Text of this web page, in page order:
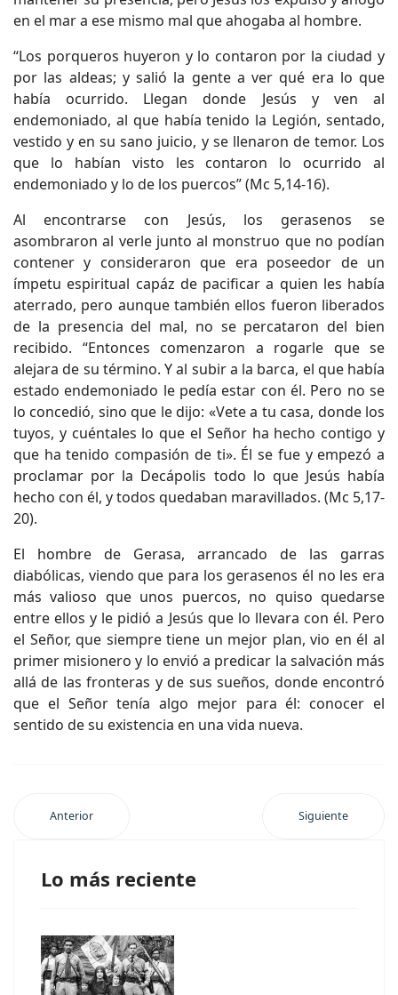
en el mar a ese mismo mal que ahogaba al hombre.
“Los porqueros huyeron y lo contaron por la ciudad y
por las aldeas; y salió la gente a ver qué era lo que
había ocurrido. Llegan donde Jesús y ven al
endemoniado, al que había tenido la Legión, sentado,
vestido y en su sano juicio, y se llenaron de temor. Los
que lo habían visto les contaron lo ocurrido al
endemoniado y lo de los puercos” (Mc 5,14-16).
Al encontrarse con Jesús, los gerasenos se
asombraron al verle junto al monstruo que no podían
contener y consideraron que era poseedor de un
ímpetu espiritual capáz de pacificar a quien les había
aterrado, pero aunque también ellos fueron liberados
de la presencia del mal, no se percataron del bien
recibido. “Entonces comenzaron a rogarle que se
alejara de su término. Y al subir a la barca, el que había
estado endemoniado le pedía estar con él. Pero no se
lo concedió, sino que le dijo: «Vete a tu casa, donde los
tuyos, y cuéntales lo que el Señor ha hecho contigo y
que ha tenido compasión de ti». Él se fue y empezó a
proclamar por la Decápolis todo lo que Jesús había
hecho con él, y todos quedaban maravillados. (Mc 5,17-
20).
El hombre de Gerasa, arrancado de las garras
diabólicas, viendo que para los gerasenos él no les era
más valioso que unos puercos, no quiso quedarse
entre ellos y le pidió a Jesús que lo llevara con él. Pero
el Señor, que siempre tiene un mejor plan, vio en él al
primer misionero y lo envió a predicar la salvación más
allá de las fronteras y de sus sueños, donde encontró
que el Señor tenía algo mejor para él: conocer el
sentido de su existencia en una vida nueva.
Anterior Siguiente
Lo más reciente